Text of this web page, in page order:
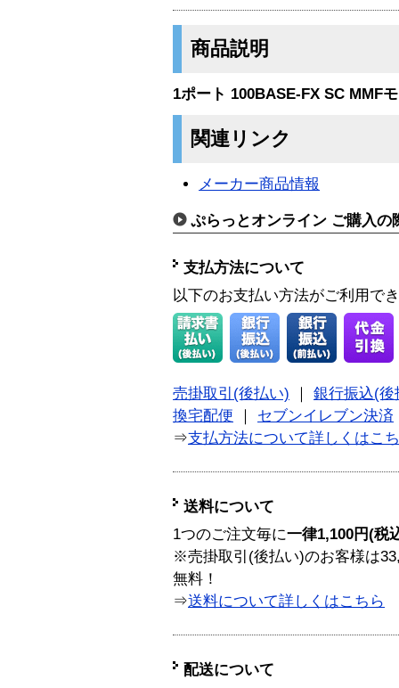
商品説明
1ポート 100BASE-FX SC MMF
関連リンク
メーカー商品情報
ぷらっとオンライン ご購入の
支払方法について
以下のお支払い方法がご利用で
売掛取引(後払い)
銀行振込(後
換宅配便
セブンイレブン決済
⇒支払方法について詳しくはこ
送料について
1つのご注文毎に一律1,100円(税
※売掛取引(後払い)のお客様は
無料！
⇒送料について詳しくはこちら
配送について